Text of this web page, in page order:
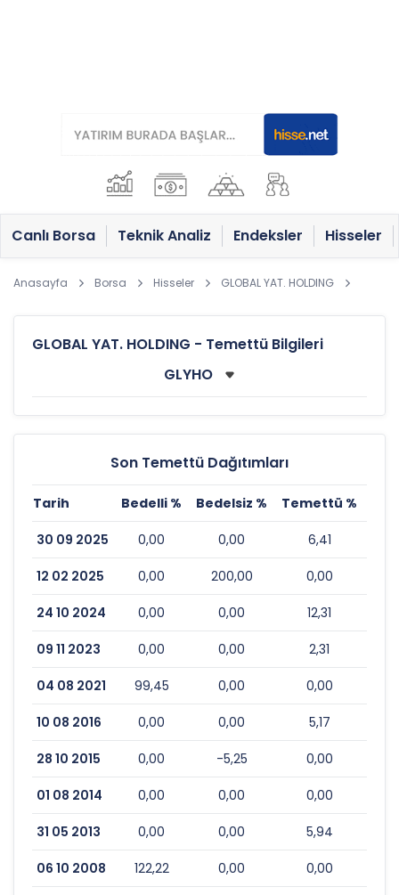
Canlı Borsa Teknik Analiz Endeksler Hisseler
Anasayfa Borsa Hisseler GLOBAL YAT. HOLDING
GLOBAL YAT. HOLDING - Temettü Bilgileri
Son Temettü Dağıtımları
Tarih Bedelli % Bedelsiz % Temettü %
30 09 2025 0,00 0,00 6,41
12 02 2025 0,00 200,00 0,00
24 10 2024 0,00 0,00 12,31
09 11 2023 0,00 0,00 2,31
04 08 2021 99,45 0,00 0,00
10 08 2016 0,00 0,00 5,17
28 10 2015 0,00 -5,25 0,00
01 08 2014 0,00 0,00 0,00
31 05 2013 0,00 0,00 5,94
06 10 2008 122,22 0,00 0,00